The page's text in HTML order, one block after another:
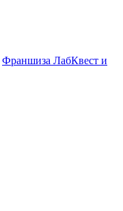
Франшиза ЛабКвест и